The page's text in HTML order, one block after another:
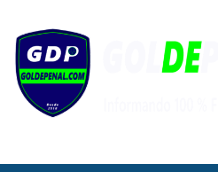
contenido